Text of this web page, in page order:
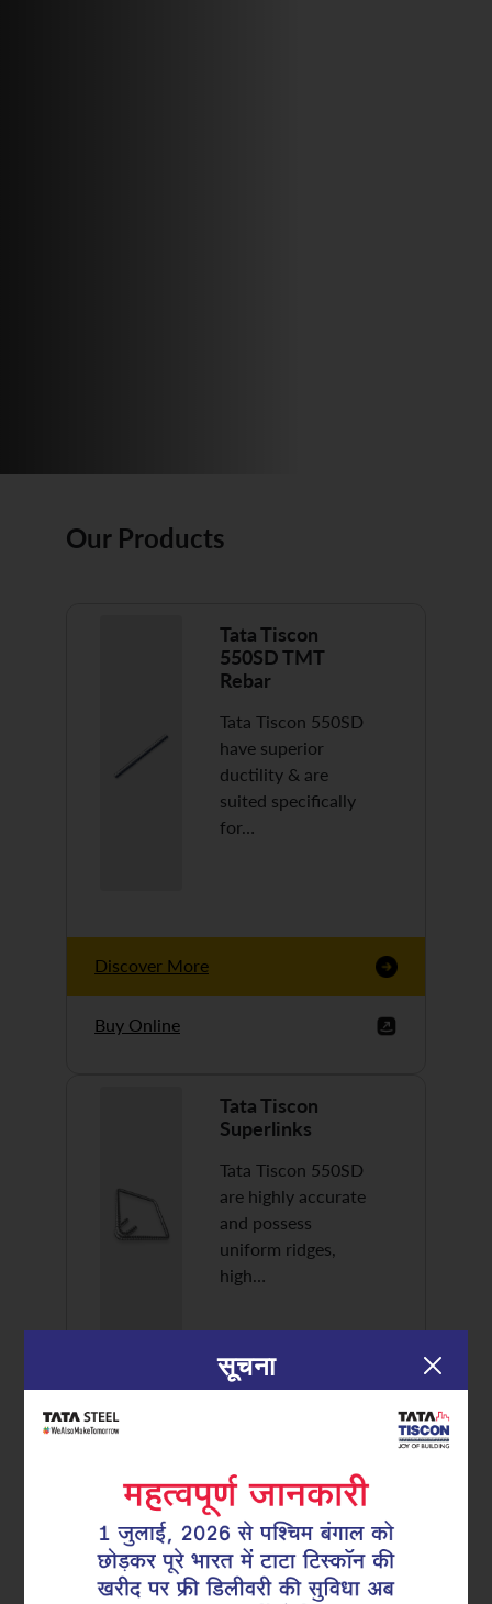
Our Products
Tata Tiscon
550SD TMT
Rebar
Tata Tiscon 550SD
have superior
ductility & are
suited specifically
for…
Discover More
Buy Online
Tata Tiscon
Superlinks
Tata Tiscon 550SD
are highly accurate
and possess
uniform ridges,
high…
Discover More
Tata Tiscon GFX
Ultima
सूचना